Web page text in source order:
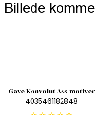
Gave Konvolut Ass motiver
4035461182848